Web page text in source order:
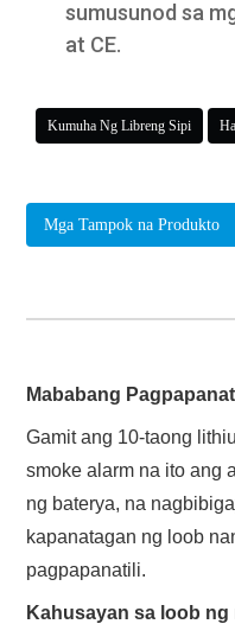
sumusunod sa
at CE.
Kumuha Ng Libreng Sipi
Mga Tampok na Produkto
Mababang
Gamit ang 10-taong
smoke alarm na ito ang
ng baterya, na
kapanatagan ng loob
pagpapanatili.
Kahusayan sa loob ng